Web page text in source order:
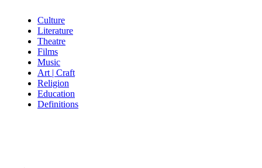
Culture
Literature
Theatre
Films
Music
Art | Craft
Religion
Education
Definitions